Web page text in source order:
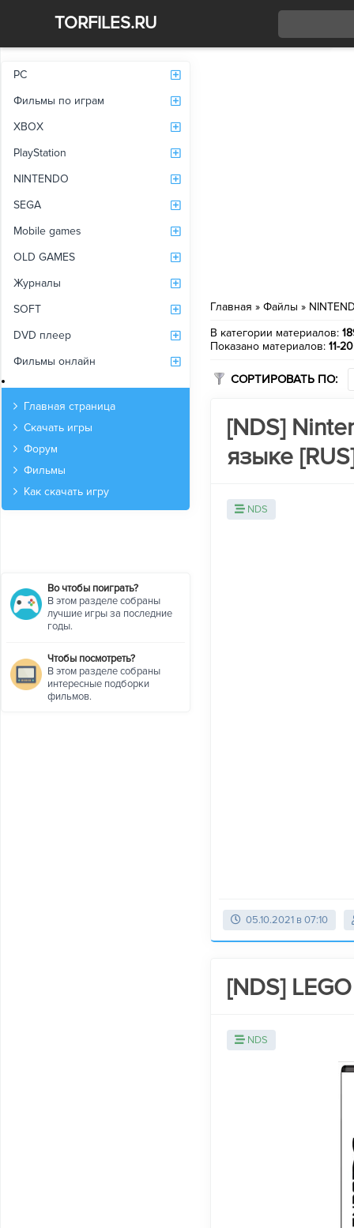
TORFILES.RU
PC
Фильмы по играм
XBOX
PlayStation
NINTENDO
SEGA
Mobile games
OLD GAMES
Журналы
SOFT
DVD плеер
Фильмы онлайн
Главная страница
Скачать игры
Форум
Фильмы
Как скачать игру
Во чтобы поиграть?
В этом разделе собраны
лучшие игры за последние
годы.
Чтобы посмотреть?
В этом разделе собраны
интересные подборки
фильмов.
Главная » Файлы »
В категории материалов:
Показано материалов: 11-20
СОРТИРОВАТЬ ПО:
[NDS]
языке
NDS
05.10.2021 в 07:10
[NDS]
NDS